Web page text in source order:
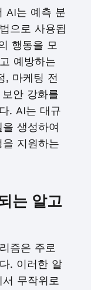
AI는 예측 분
으로 사용됩
행동을 모
예방하는
, 마케팅 전
안 강화를
. AI는 대규
생성하여
지원하는
는 알고
즘은 주로
. 이러한 알
무작위로